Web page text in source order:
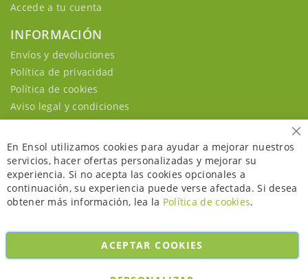
Accede a tu cuenta
INFORMACIÓN
Envíos y devoluciones
Política de privacidad
Política de cookies
Aviso legal y condiciones
Copyright © 2026. All rights reserved. Powered byBobaly Partners.
En Ensol utilizamos cookies para ayudar a mejorar nuestros
servicios, hacer ofertas personalizadas y mejorar su
experiencia. Si no acepta las cookies opcionales a
continuación, su experiencia puede verse afectada. Si desea
obtener más información, lea la Política de cookies.
ACEPTAR COOKIES